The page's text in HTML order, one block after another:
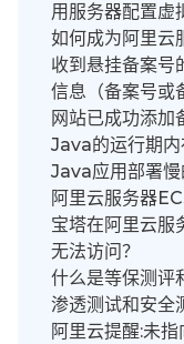
用服务器配置虚
如何成为阿里云
收到悬挂备案号
信息（备案号或
网站已成功添加
Java的运行期内
Java应用部署慢
阿里云服务器
宝塔在阿里云服
无法访问？
什么是等保测评
渗透测试和安全
阿里云提醒:未